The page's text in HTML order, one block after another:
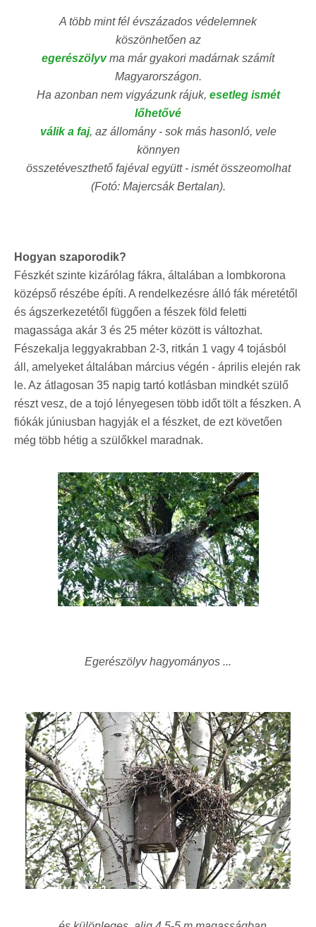
A több mint fél évszázados védelemnek
köszönhetően az
egerészölyvma már gyakori madárnak számít
Magyarországon.
Ha azonban nem vigyázunk rájuk, esetleg ismét
lőhetővé
válik a faj, az állomány - sok más hasonló, vele
könnyen
összetéveszthető fajéval együtt - ismét összeomolhat
(Fotó: Majercsák Bertalan).
Hogyan szaporodik?
Fészkét szinte kizárólag fákra, általában a lombkorona
középső részébe építi. A rendelkezésre álló fák méretétől
és ágszerkezetétől függően a fészek föld feletti
magassága akár 3 és 25 méter között is változhat.
Fészekalja leggyakrabban 2-3, ritkán 1 vagy 4 tojásból
áll, amelyeket általában március végén - április elején rak
le. Az átlagosan 35 napig tartó kotlásban mindkét szülő
részt vesz, de a tojó lényegesen több időt tölt a fészken. A
fiókák júniusban hagyják el a fészket, de ezt követően
még több hétig a szülőkkel maradnak.
Egerészölyv hagyományos ...